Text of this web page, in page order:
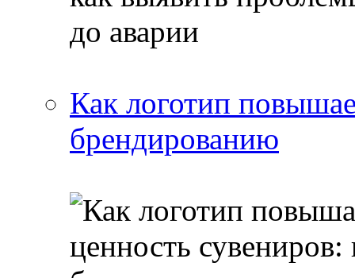
Как логотип
брендированию